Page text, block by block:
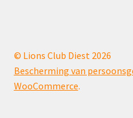
© Lions Club Diest 2026
Bescherming van
WooCommerce.